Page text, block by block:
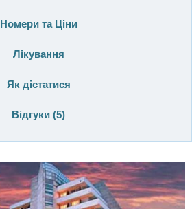
Номери та Ціни
Лікування
Як дістатися
Відгуки (5)